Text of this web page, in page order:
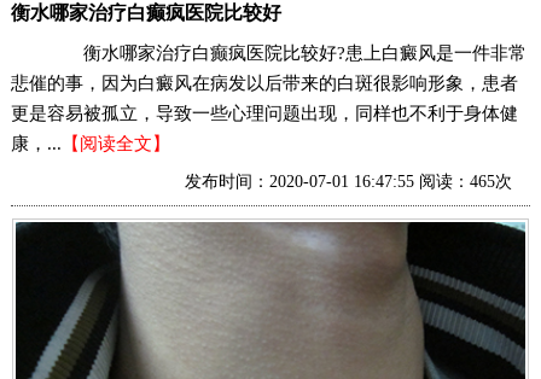
衡水哪家治疗白癫疯医院比较好
衡水哪家治疗白癫疯医院比较好?患上白癜风是一件非常
悲催的事，因为白癜风在病发以后带来的白斑很影响形象，患者
更是容易被孤立，导致一些心理问题出现，同样也不利于身体健
康，... 【阅读全文】
发布时间：2020-07-01 16:47:55 阅读：465次